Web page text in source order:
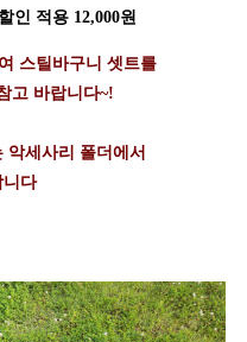
인 적용 12,000원
스틸바구니 셋트를
고 바랍니다~!
악세사리 폴더에서
니다